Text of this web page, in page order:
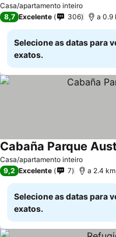
Casa/apartamento inteiro
8,7 Excelente 306 a 0.9
Selecione as datas para
exatos.
Casa/apartamento inteiro
Cabaña Parque
9,2 Excelente 7 a 2.4
Selecione as datas para
exatos.